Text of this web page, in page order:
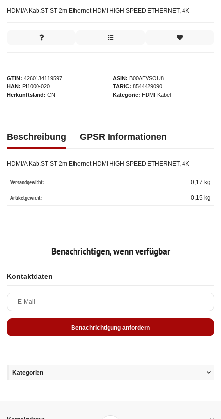
GTIN 4260134119597
HAN
PI1000-020
Herkunftsland
CN
ASIN
B00AEVSOU8
TARIC
8544429090
Kategorie
HDMI-Kabel
HDMI/A Kab.ST-ST 2m Ethernet HDMI HIGH SPEED ETHERNET, 4K
Beschreibung GPSR Informationen
HDMI/A Kab.ST-ST 2m Ethernet HDMI HIGH SPEED ETHERNET, 4K
Versandgewicht: 0,17 kg
Artikelgewicht: 0,15 kg
Benachrichtigen, wenn verfügbar
Kontaktdaten
E-Mail
Benachrichtigung anfordern
Kategorien